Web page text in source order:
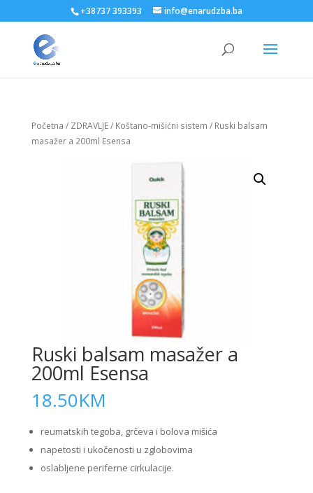
+38737 393393 info@enarudzba.ba
Početna / ZDRAVLJE/ Koštano-mišićni sistem / Ruski balsam
masažer a 200ml Esensa
Ruski balsam masažer a
200ml Esensa
18.50KM
reumatskih tegoba, grčeva i bolova mišića
napetosti i ukočenosti u zglobovima
oslabljene periferne cirkulacije.